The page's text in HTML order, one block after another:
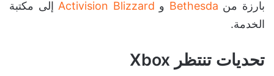
بارزة من Bethesda و Activision Blizzard إلى مكتبة
الخدمة.
تحديات تنتظر Xbox